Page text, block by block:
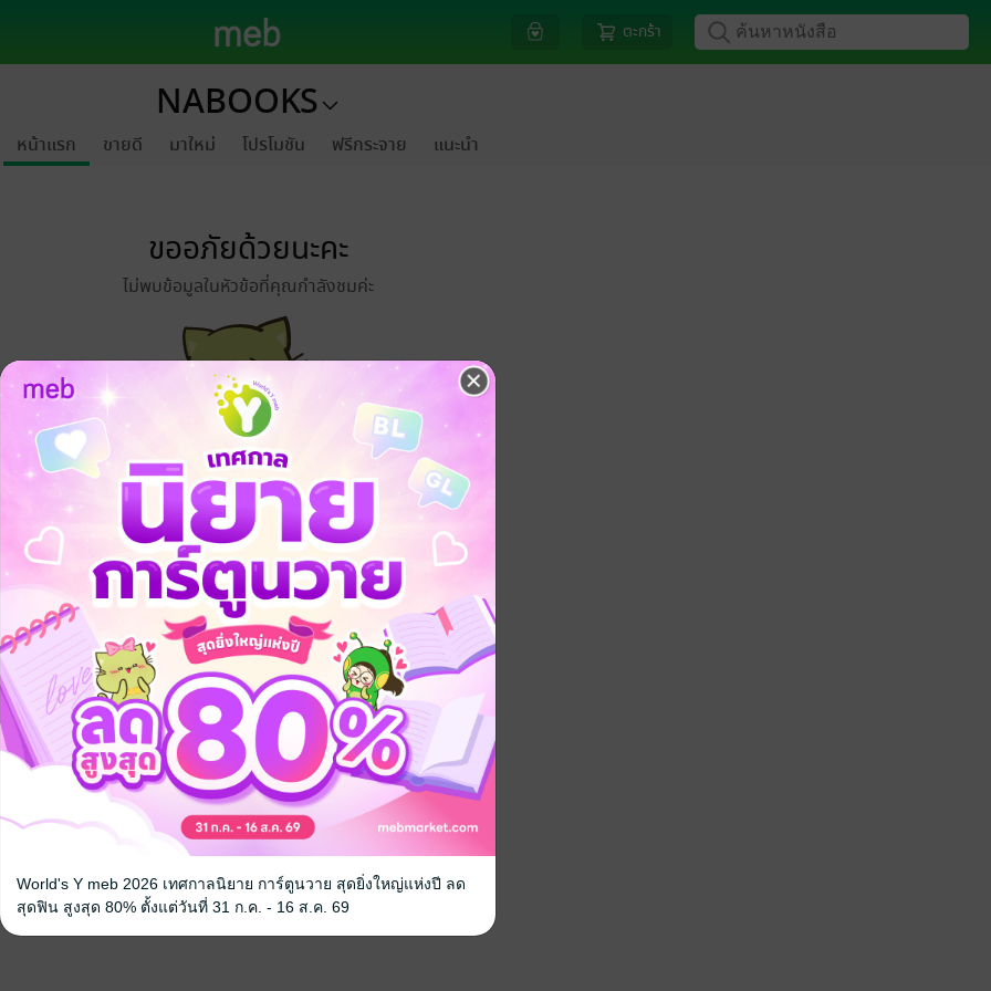
ตะกร้า
NABOOKS
หน้าแรก ขายดี มาใหม่ โปรโมชัน ฟรีกระจาย แนะนำ
ขออภัยด้วยนะคะ
ไม่พบข้อมูลในหัวข้อที่คุณกำลังชมค่ะ
World's Y meb 2026 เทศกาลนิยาย การ์ตูนวาย สุดยิ่งใหญ่แห่งปี ลด
สุดฟิน สูงสุด 80% ตั้งแต่วันที่ 31 ก.ค. - 16 ส.ค. 69